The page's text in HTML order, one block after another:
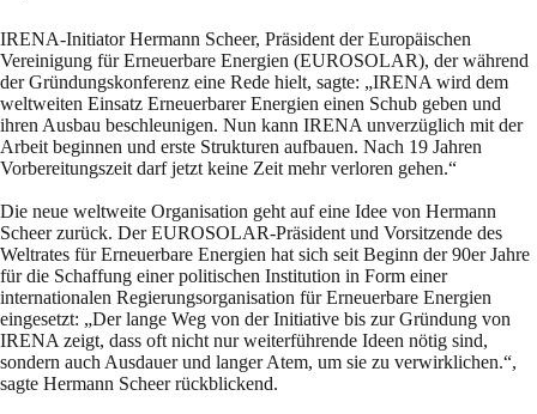
IRENA-Initiator Hermann Scheer, Präsident der Europäischen
Vereinigung für Erneuerbare Energien (EUROSOLAR), der während
der Gründungskonferenz eine Rede hielt, sagte: „IRENA wird dem
weltweiten Einsatz Erneuerbarer Energien einen Schub geben und
ihren Ausbau beschleunigen. Nun kann IRENA unverzüglich mit der
Arbeit beginnen und erste Strukturen aufbauen. Nach 19 Jahren
Vorbereitungszeit darf jetzt keine Zeit mehr verloren gehen.“
Die neue weltweite Organisation geht auf eine Idee von Hermann
Scheer zurück. Der EUROSOLAR-Präsident und Vorsitzende des
Weltrates für Erneuerbare Energien hat sich seit Beginn der 90er Jahre
für die Schaffung einer politischen Institution in Form einer
internationalen Regierungsorganisation für Erneuerbare Energien
eingesetzt: „Der lange Weg von der Initiative bis zur Gründung von
IRENA zeigt, dass oft nicht nur weiterführende Ideen nötig sind,
sondern auch Ausdauer und langer Atem, um sie zu verwirklichen.“,
sagte Hermann Scheer rückblickend.